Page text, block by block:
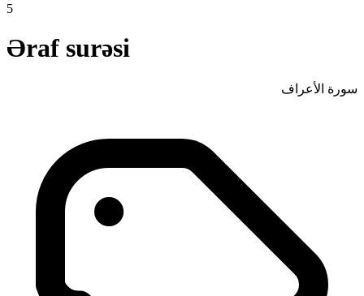
5
Əraf surəsi
سورة الأعراف